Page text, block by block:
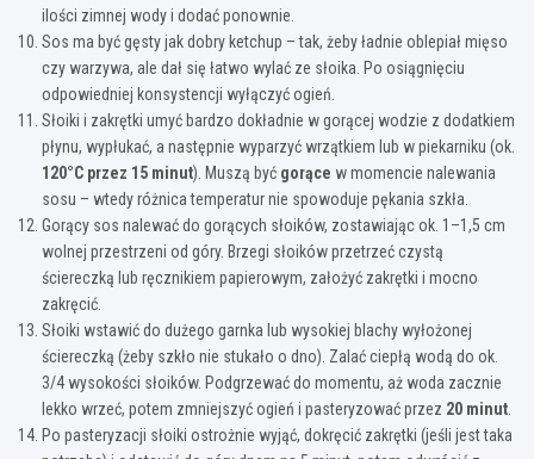
ilości zimnej wody i dodać ponownie.
Sos ma być gęsty jak dobry ketchup – tak, żeby ładnie oblepiał mięso
czy warzywa, ale dał się łatwo wylać ze słoika. Po osiągnięciu
odpowiedniej konsystencji wyłączyć ogień.
Słoiki i zakrętki umyć bardzo dokładnie w gorącej wodzie z dodatkiem
płynu, wypłukać, a następnie wyparzyć wrzątkiem lub w piekarniku (ok.
120°C przez 15 minut). Muszą być gorące w momencie nalewania
sosu – wtedy różnica temperatur nie spowoduje pękania szkła.
Gorący sos nalewać do gorących słoików, zostawiając ok. 1–1,5 cm
wolnej przestrzeni od góry. Brzegi słoików przetrzeć czystą
ściereczką lub ręcznikiem papierowym, założyć zakrętki i mocno
zakręcić.
Słoiki wstawić do dużego garnka lub wysokiej blachy wyłożonej
ściereczką (żeby szkło nie stukało o dno). Zalać ciepłą wodą do ok.
3/4 wysokości słoików. Podgrzewać do momentu, aż woda zacznie
lekko wrzeć, potem zmniejszyć ogień i pasteryzować przez 20 minut
Po pasteryzacji słoiki ostrożnie wyjąć, dokręcić zakrętki (jeśli jest taka